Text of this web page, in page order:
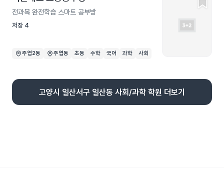
전과목 완전학습 스마트 공부방
저장 4
주엽2동 주엽동 초등 수학 국어 과학 사회
고양시 일산서구 일산동 사회/과학 학원 더보기